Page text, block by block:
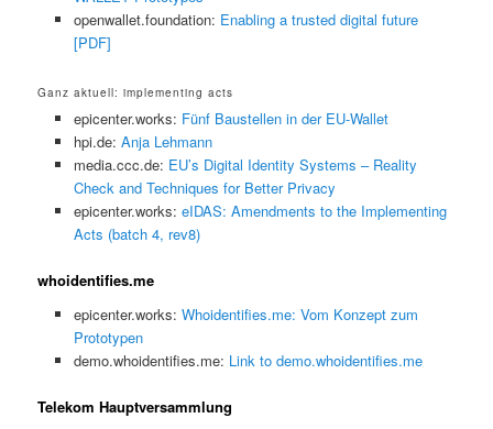
openwallet.foundation: Enabling a trusted digital future
[PDF]
Ganz aktuell: implementing acts
epicenter.works: Fünf Baustellen in der EU-Wallet
hpi.de: Anja Lehmann
media.ccc.de: EU’s Digital Identity Systems – Reality
Check and Techniques for Better Privacy
epicenter.works: eIDAS: Amendments to the Implementing
Acts (batch 4, rev8)
whoidentifies.me
epicenter.works: Whoidentifies.me: Vom Konzept zum
Prototypen
demo.whoidentifies.me: Link to demo.whoidentifies.me
Telekom Hauptversammlung